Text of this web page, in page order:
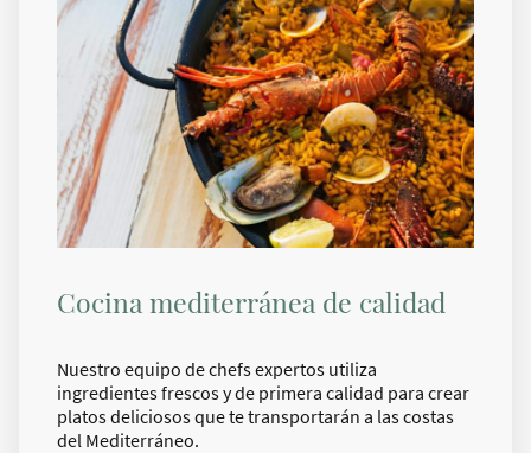
Cocina mediterránea de calidad
Nuestro equipo de chefs expertos utiliza
ingredientes frescos y de primera calidad para crear
platos deliciosos que te transportarán a las costas
del Mediterráneo.